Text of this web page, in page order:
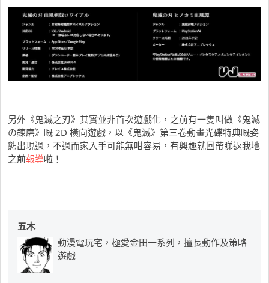
另外《鬼滅之刃》其實並非首次遊戲化，之前有一隻叫做《鬼滅
の錬磨》嘅 2D 橫向遊戲，以《鬼滅》第三卷動畫光碟特典嘅姿
態出現過，不過而家入手可能無咁容易，有興趣就回帶睇返我地
之前報導啦！
五木
動漫電玩宅，極愛金田一系列，擅長動作及策略
遊戲